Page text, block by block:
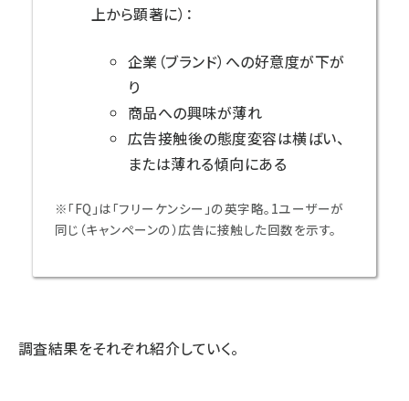
上から顕著に）：
企業（ブランド）への好意度が下が
り
商品への興味が薄れ
広告接触後の態度変容は横ばい、
または薄れる傾向にある
※「FQ」は「フリーケンシー」の英字略。1ユーザーが
同じ（キャンペーンの）広告に接触した回数を示す。
調査結果をそれぞれ紹介していく。